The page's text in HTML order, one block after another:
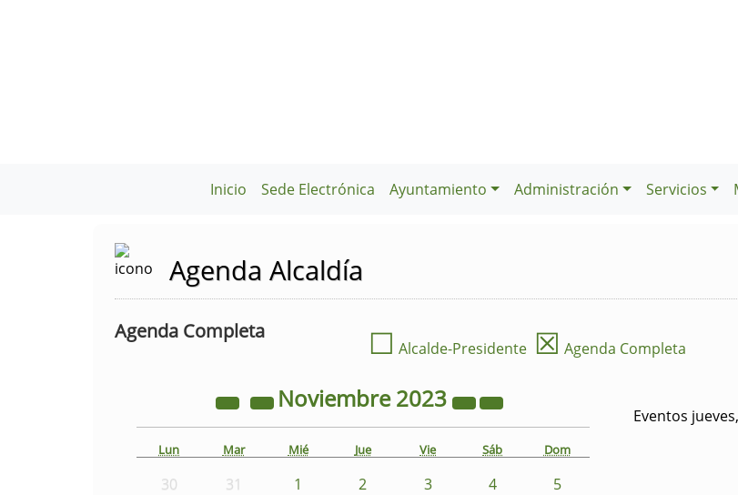
Inicio Sede Electrónica Ayuntamiento Administración Servicios
Agenda Alcaldía
Agenda Completa ☐ Alcalde-Presidente ☒ Agenda Completa
Noviembre2023
Lun Mar Mié Jue Vie Sáb Dom
30 31 1 2 3 4 5
Eventos